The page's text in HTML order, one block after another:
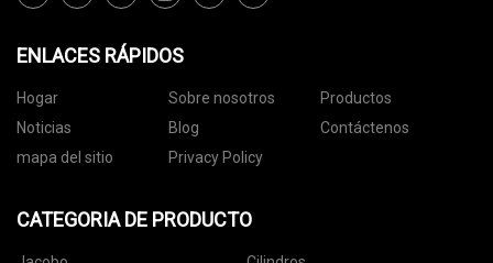
ENLACES RÁPIDOS
Hogar Sobre nosotros
Productos
Noticias
Blog
Contáctenos
mapa del sitio
Privacy Policy
CATEGORIA DE PRODUCTO